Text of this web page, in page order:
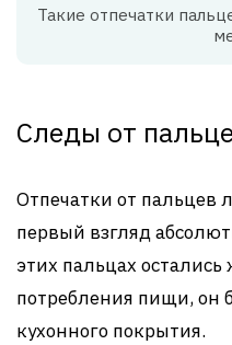
Такие отпечатки
Следы от
Отпечатки от пальцев
первый взгляд
этих пальцах
потребления пищи, он
кухонного покрытия.